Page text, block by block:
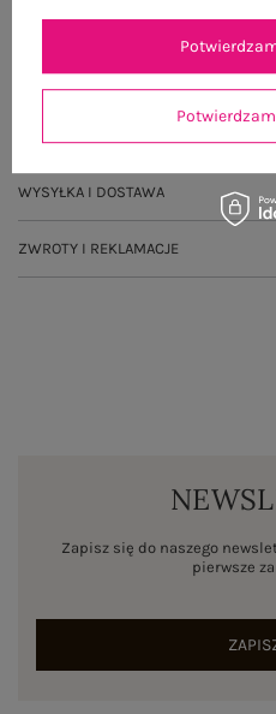
OPIS PRODUKTU
GŁÓWNE PARAMETRY
WYSYŁKA I DOSTAWA
ZWROTY I REKLAMACJE
Zapisz się do naszego
pierwsze